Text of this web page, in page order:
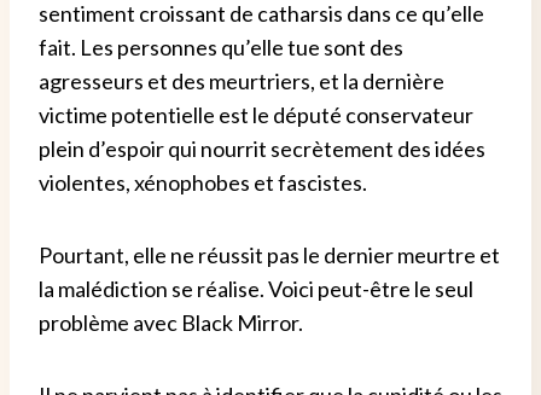
sentiment croissant de catharsis dans ce qu’elle
fait. Les personnes qu’elle tue sont des
agresseurs et des meurtriers, et la dernière
victime potentielle est le député conservateur
plein d’espoir qui nourrit secrètement des idées
violentes, xénophobes et fascistes.
Pourtant, elle ne réussit pas le dernier meurtre et
la malédiction se réalise. Voici peut-être le seul
problème avec Black Mirror.